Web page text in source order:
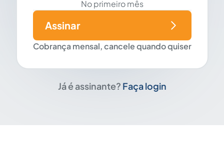
No primeiro mês
Cobrança mensal, cancele quando quiser
Assinar
Já é assinante? Faça login